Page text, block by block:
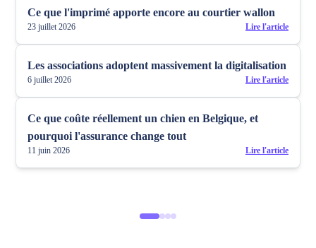
Ce que l'imprimé apporte encore au courtier wallon
23 juillet 2026 Lire l'article
Les associations adoptent massivement la digitalisation
6 juillet 2026 Lire l'article
Ce que coûte réellement un chien en Belgique, et
pourquoi l'assurance change tout
11 juin 2026 Lire l'article